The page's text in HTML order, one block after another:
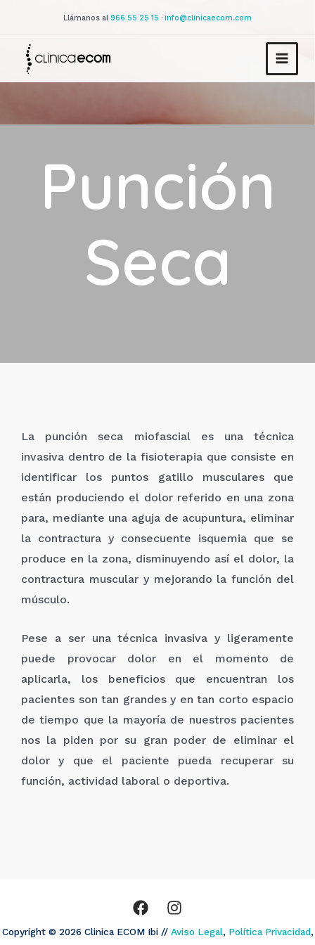
Llámanos al 966 55 25 15 · info@clinicaecom.com
Punción
Seca
La punción seca miofascial es una técnica
invasiva dentro de la fisioterapia que consiste en
identificar los puntos gatillo musculares que
están produciendo el dolor referido en una zona
para, mediante una aguja de acupuntura, eliminar
la contractura y consecuente isquemia que se
produce en la zona, disminuyendo así el dolor, la
contractura muscular y mejorando la función del
músculo.
Pese a ser una técnica invasiva y ligeramente
puede provocar dolor en el momento de
aplicarla, los beneficios que encuentran los
pacientes son tan grandes y en tan corto espacio
de tiempo que la mayoría de nuestros pacientes
nos la piden por su gran poder de eliminar el
dolor y que el paciente pueda recuperar su
función, actividad laboral o deportiva.
Copyright © 2026 Clinica ECOM Ibi // Aviso Legal, Política Privacidad,